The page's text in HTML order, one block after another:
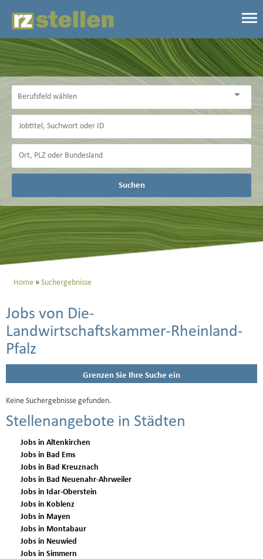
Suchen
Home Suchergebnisse
Jobs von Die-
Landwirtschaftskammer-Rheinland-
Pfalz
Grenzen Sie Ihre Suche ein
Keine Suchergebnisse gefunden.
Stellenangebote in Städten
Jobs in Altenkirchen
Jobs in Bad Ems
Jobs in Bad Kreuznach
Jobs in Bad Neuenahr-Ahrweiler
Jobs in Idar-Oberstein
Jobs in Koblenz
Jobs in Mayen
Jobs in Montabaur
Jobs in Neuwied
Jobs in Simmern